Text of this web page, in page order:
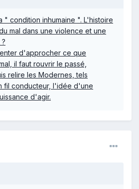
condition inhumaine ". L'histoire
mal dans une violence et une
d'approcher ce que
il faut rouvrir le passé,
relire les Modernes, tels
fil conducteur, l'idée d'une
d'agir.